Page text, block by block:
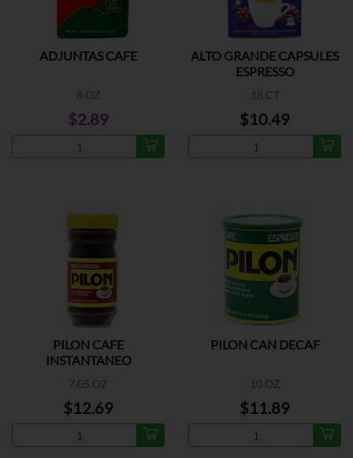
ADJUNTAS CAFE
8 OZ
$2.89
ALTO GRANDE CAPSULES
ESPRESSO
18 CT
$10.49
PILON CAFE
INSTANTANEO
7.05 OZ
$12.69
PILON CAN DECAF
10 OZ
$11.89